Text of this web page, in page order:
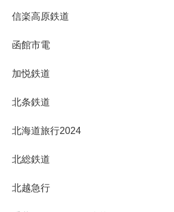
信楽高原鉄道
函館市電
加悦鉄道
北条鉄道
北海道旅行2024
北総鉄道
北越急行